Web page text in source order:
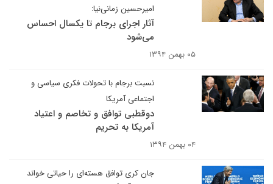
امیرحسین زمانی‌نیا:
آثار اجرای برجام تا یکسال احساس
می‌شود
۰۵ بهمن ۱۳۹۴
نسبت برجام با تحولات فکری سیاسی و
اجتماعی آمریکا
دوقطبی توافق و تخاصم و اعتیاد
آمریکا به تحریم
۰۴ بهمن ۱۳۹۴
جان کری توافق هسته‌ای را حیاتی خواند